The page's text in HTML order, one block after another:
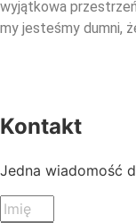
wyjątkowa
my jesteśmy dumni,
Kontakt
Jedna wiadomość